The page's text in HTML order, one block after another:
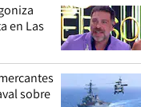
en Las
sobre